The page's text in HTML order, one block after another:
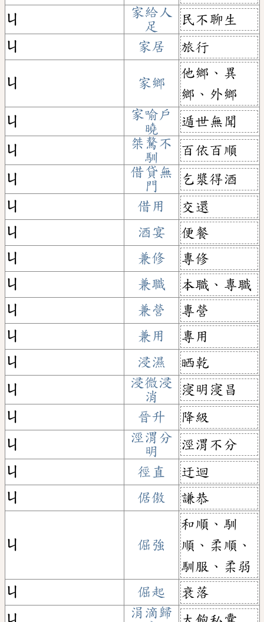
ㄐ
家給人
足
民不聊生
ㄐ
家居 旅行
ㄐ 家鄉
他鄉、異
鄉、外鄉
ㄐ
家喻戶
曉
遁世無聞
ㄐ
桀驁不
馴
百依百順
ㄐ
借貸無
門
乞漿得酒
ㄐ
借用
交還
ㄐ
酒宴
便餐
ㄐ
兼修
專修
ㄐ
兼職
本職、專職
ㄐ
兼營
專營
ㄐ
兼用
專用
ㄐ
浸濕
晒乾
ㄐ
浸微浸
消
寖明寖昌
ㄐ
晉升
降級
ㄐ
涇渭分
明
涇渭不分
ㄐ
徑直
迂迴
ㄐ
倨傲 謙恭
ㄐ 倔強
和順、馴
順、柔順、
馴服、柔弱
ㄐ
倔起
衰落
涓滴歸